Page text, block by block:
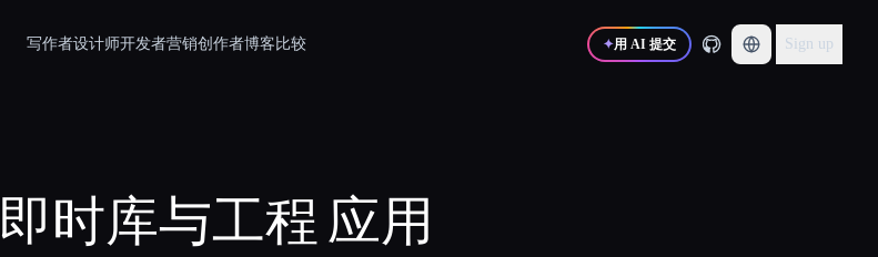
写作者设计师开发者营销创作者博客 比较 ✦用 AI 提交 Sign up
即时库与工程应用